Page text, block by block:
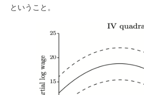
ということ。